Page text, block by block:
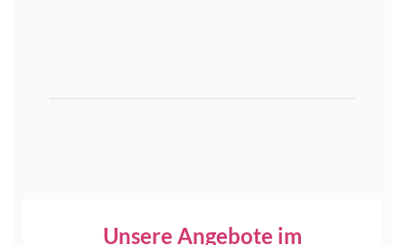
Unsere Angebote im